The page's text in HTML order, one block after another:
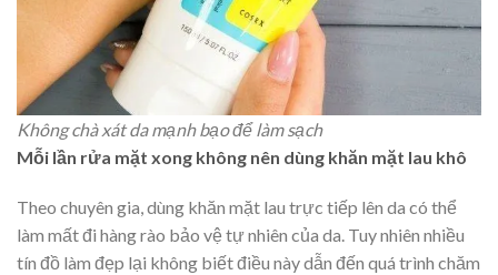
Không chà xát da mạnh bạo để làm sạch
Mỗi lần rửa mặt xong không nên dùng khăn mặt lau khô
Theo chuyên gia, dùng khăn mặt lau trực tiếp lên da có thể
làm mất đi hàng rào bảo vệ tự nhiên của da. Tuy nhiên nhiều
tín đồ làm đẹp lại không biết điều này dẫn đến quá trình chăm